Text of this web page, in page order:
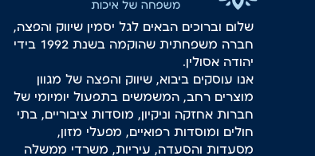
שלום וברוכים הבאים לגל יסמין שיווק והפצה,
חברה משפחתית שהוקמה בשנת 1992 בידי
יהודה אסולין.
אנו עוסקים ביבוא, שיווק והפצה של מגוון
מוצרים רחב, המשמשים בתפעול יומיומי של
חברות אחזקה וניקיון, מוסדות ציבוריים, בתי
חולים ומוסדות רפואיים, מפעלי מזון,
מסעדות והסעדה, עיריות, משרדי ממשלה